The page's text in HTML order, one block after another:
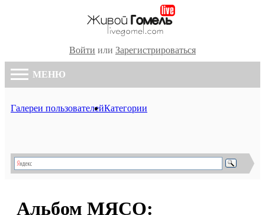
Войти или Зарегистрироваться
МЕНЮ
Галереи пользователейКатегории
Альбом МЯСО: